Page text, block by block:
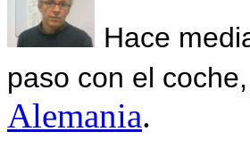
Hace
paso con el
Alemania.